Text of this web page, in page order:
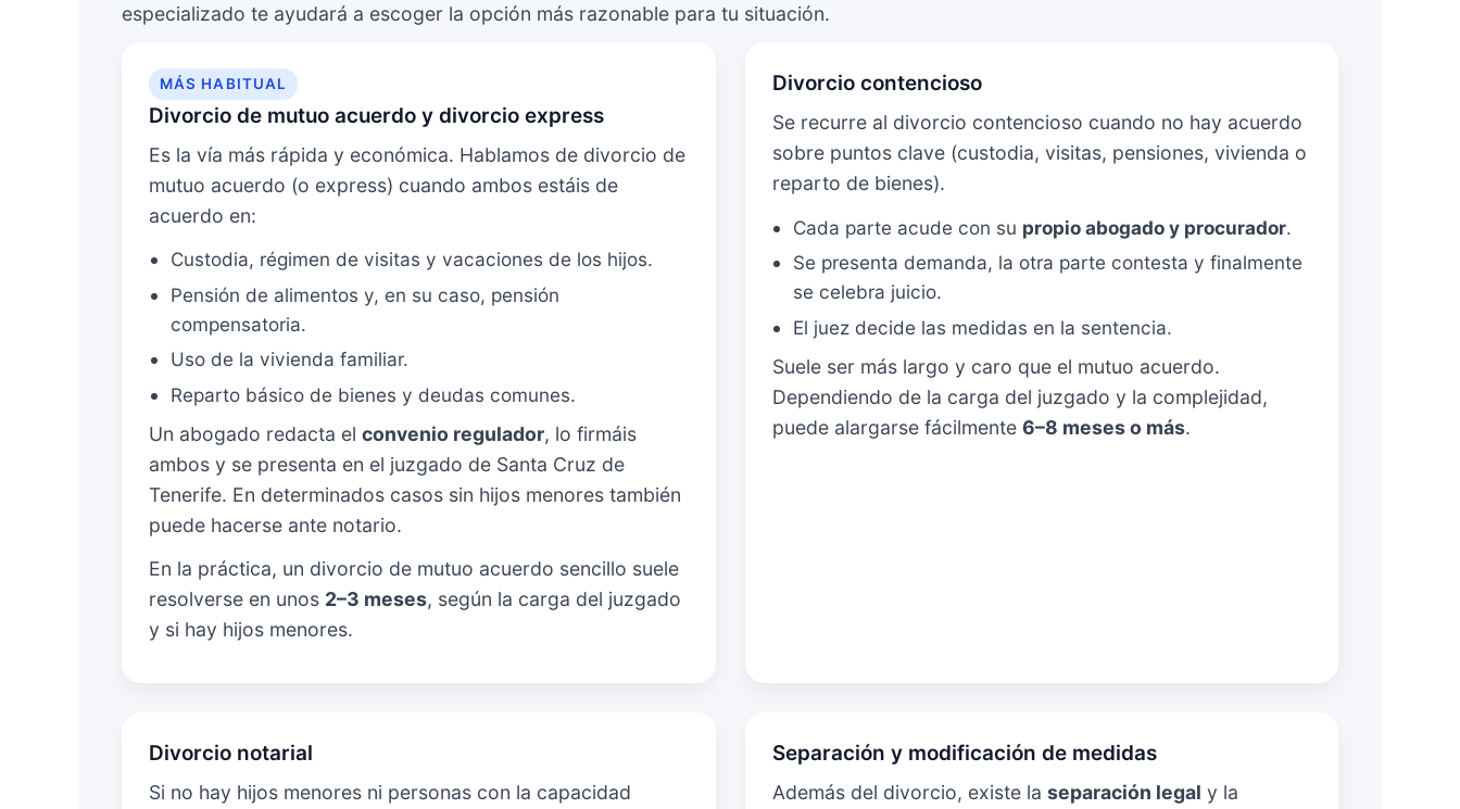
especializado te ayudará a escoger la opción más razonable para tu situación.
MÁS HABITUAL
Divorcio de mutuo acuerdo y divorcio express
Es la vía más rápida y económica. Hablamos de divorcio de
mutuo acuerdo (o express) cuando ambos estáis de
acuerdo en:
Custodia, régimen de visitas y vacaciones de los hijos.
Pensión de alimentos y, en su caso, pensión
compensatoria.
Uso de la vivienda familiar.
Reparto básico de bienes y deudas comunes.
Un abogado redacta elconvenio regulador, lo firmáis
ambos y se presenta en el juzgado de Santa Cruz de
Tenerife. En determinados casos sin hijos menores también
puede hacerse ante notario.
En la práctica, un divorcio de mutuo acuerdo sencillo suele
resolverse en unos 2–3 meses, según la carga del juzgado
y si hay hijos menores.
Divorcio contencioso
Se recurre al divorcio contencioso cuando no hay acuerdo
sobre puntos clave (custodia, visitas, pensiones, vivienda o
reparto de bienes).
Cada parte acude con su propio abogado y procurador.
Se presenta demanda, la otra parte contesta y finalmente
se celebra juicio.
El juez decide las medidas en la sentencia.
Suele ser más largo y caro que el mutuo acuerdo.
Dependiendo de la carga del juzgado y la complejidad,
puede alargarse fácilmente 6–8 meses o más.
Divorcio notarial
Si no hay hijos menores ni personas con la capacidad
Separación y modificación de medidas
Además del divorcio, existe la separación legal y la